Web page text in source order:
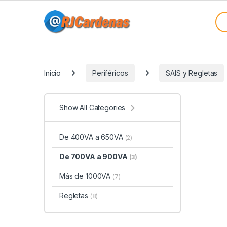
Inicio Periféricos SAIS y Regletas
Show All Categories
De 400VA a 650VA (2)
De 700VA a 900VA (3)
Más de 1000VA (7)
Regletas (8)